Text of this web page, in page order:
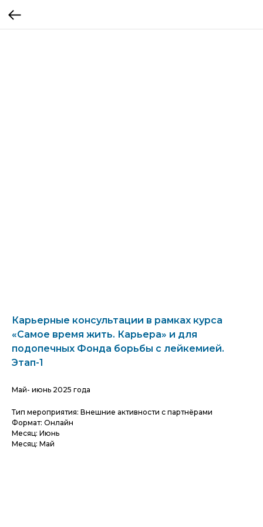
Карьерные консультации в рамках курса
«Самое время жить. Карьера» и для
подопечных Фонда борьбы с лейкемией.
Этап-1
Май- июнь 2025 года
Тип мероприятия: Внешние активности с партнёрами
Формат: Онлайн
Месяц: Июнь
Месяц: Май